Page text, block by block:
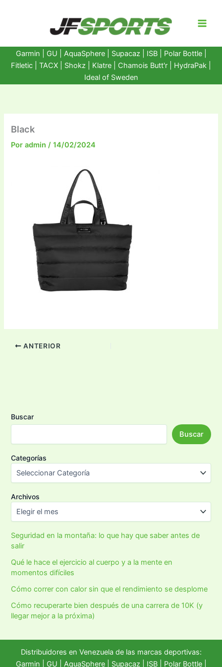
Garmin GU AquaSphere| Supacaz | ISB | Polar Bottle|
Fitletic
TACX Shokz Klatre Chamois Butt'r HydraPak
Ideal of Sweden
Black
Poradmin/14/02/2024
ANTERIOR
Buscar
Buscar
Categorías
Archivos
Seguridad en la montaña: lo que hay que saber antes de
salir
Qué le hace el ejercicio al cuerpo y a la mente en
momentos difíciles
Cómo correr con calor sin que el rendimiento se desplome
Cómo recuperarte bien después de una carrera de 10K (y
llegar mejor a la próxima)
Distribuidores en Venezuela de las marcas deportivas:
Garmin
GU AquaSphere| Supacaz | ISB | Polar Bottle|